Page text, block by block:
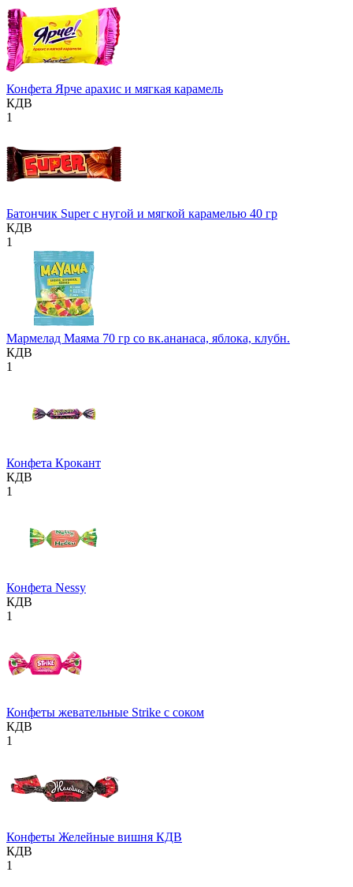
Конфета Ярче арахис и мягкая карамель
КДВ
1
Батончик Super с нугой и мягкой карамелью 40 гр
КДВ
1
Мармелад Маяма 70 гр со вк.ананаса, яблока, клубн.
КДВ
1
Конфета Крокант
КДВ
1
Конфета Nessy
КДВ
1
Конфеты жевательные Strike с соком
КДВ
1
Конфеты Желейные вишня КДВ
КДВ
1